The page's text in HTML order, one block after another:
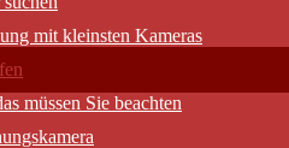
mit kleinsten Kameras
müssen Sie beachten